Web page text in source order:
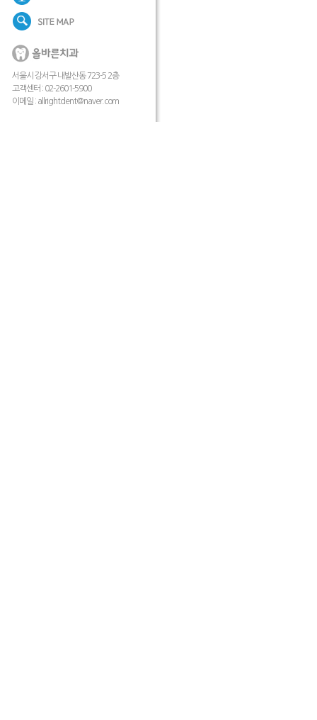
서울시 강서구 내발산동 723-5 2층
고객센터 : 02-2601-5900
이메일 : allrightdent@naver.com